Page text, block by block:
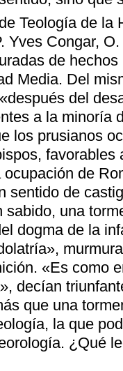
Teología de la
Yves Congar,
de
Media. Del
del
a la minoría
los prusianos
de
sentido de
una
dogma de la
«Es como
decían
que una
la que
¿Qué